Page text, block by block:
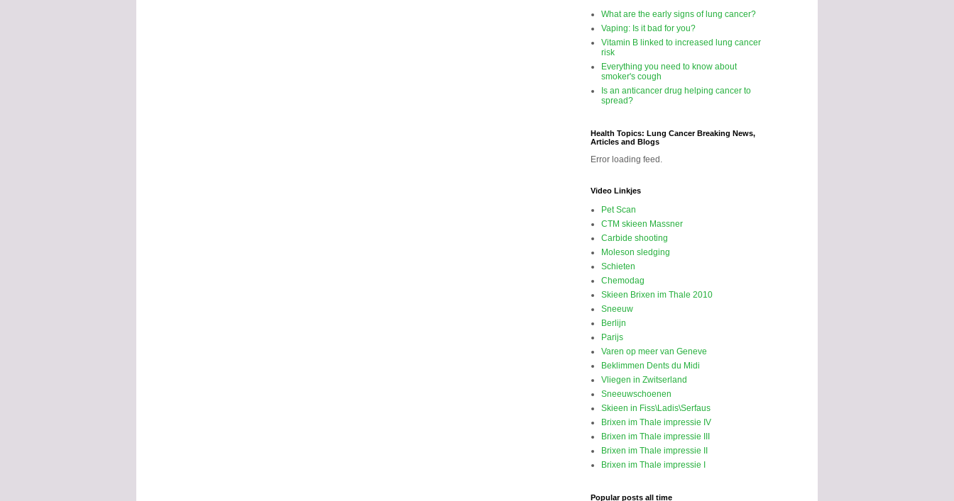
What are the early signs of lung cancer?
Vaping: Is it bad for you?
Vitamin B linked to increased lung cancer
risk
Everything you need to know about
smoker's cough
Is an anticancer drug helping cancer to
spread?
Health Topics: Lung Cancer Breaking News,
Articles and Blogs
Error loading feed.
Video Linkjes
Pet Scan
CTM skieen Massner
Carbide shooting
Moleson sledging
Schieten
Chemodag
Skieen Brixen im Thale 2010
Sneeuw
Berlijn
Parijs
Varen op meer van Geneve
Beklimmen Dents du Midi
Vliegen in Zwitserland
Sneeuwschoenen
Skieen in Fiss\Ladis\Serfaus
Brixen im Thale impressie IV
Brixen im Thale impressie III
Brixen im Thale impressie II
Brixen im Thale impressie I
Popular posts all time